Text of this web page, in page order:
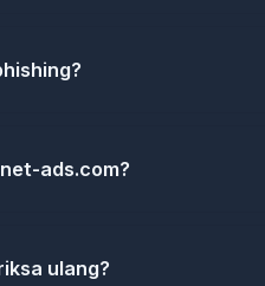
ads.com?
ulang?